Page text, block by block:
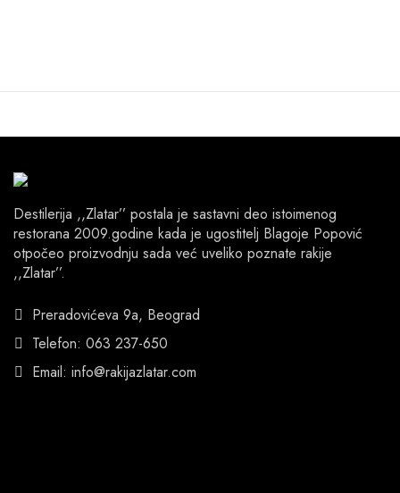
Destilerija ,,Zlatar’’ postala je sastavni deo istoimenog
restorana 2009.godine kada je ugostitelj Blagoje Popović
otpočeo proizvodnju sada već uveliko poznate rakije
,,Zlatar’’.
Preradovićeva 9a, Beograd
Telefon: 063 237-650
Email: info@rakijazlatar.com